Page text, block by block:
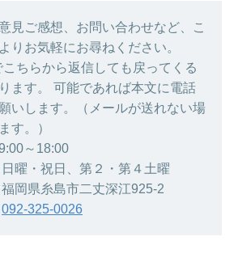
見ご感想、お問い合わせなど、こ
りお気軽にお尋ねください。
ちらから返信しても戻ってくる
ます。 可能であれば本文に電話
いします。（メールが送れない場
す。）
～18:00
祝日、第２・第４土曜
島市二丈深江925-2
092-325-0026